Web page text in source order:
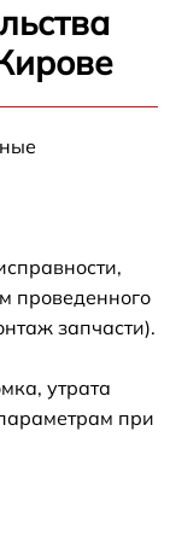
проведенного
запчасти).
утрата
при